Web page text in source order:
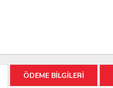
ÖDEME BİLGİLERİ